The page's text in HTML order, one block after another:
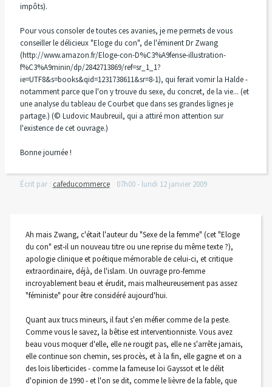
impôts).
Pour vous consoler de toutes ces avanies, je me permets de vous
conseiller le délicieux "Eloge du con", de l'éminent Dr Zwang
(http://www.amazon.fr/Eloge-con-D%C3%A9fense-illustration-
f%C3%A9minin/dp/2842713869/ref=sr_1_1?
ie=UTF8&s=books&qid=1231738611&sr=8-1), qui ferait vomir la Halde -
notamment parce que l'on y trouve du sexe, du concret, de la vie... (et
une analyse du tableau de Courbet que dans ses grandes lignes je
partage.) (© Ludovic Maubreuil, qui a attiré mon attention sur
l'existence de cet ouvrage.)
Bonne journée !
Écrit par : cafeducommerce 07h00- lundi 12 janvier 2009
Ah mais Zwang, c'était l'auteur du "Sexe de la femme" (cet "Eloge
du con" est-il un nouveau titre ou une reprise du même texte ?),
apologie clinique et poétique mémorable de celui-ci, et critique
extraordinaire, déjà, de l'islam. Un ouvrage pro-femme
incroyablement beau et érudit, mais malheureusement pas assez
"féministe" pour être considéré aujourd'hui.
Quant aux trucs mineurs, il faut s'en méfier comme de la peste.
Comme vous le savez, la bêtise est interventionniste. Vous avez
beau vous moquer d'elle, elle ne rougit pas, elle ne s'arrête jamais,
elle continue son chemin, ses procès, et à la fin, elle gagne et on a
des lois liberticides - comme la fameuse loi Gayssot et le délit
d'opinion de 1990 - et l'on se dit, comme le lièvre de la fable, que